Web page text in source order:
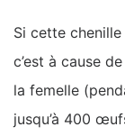
Si cette
c’est à cause
la femelle
jusqu’à 400